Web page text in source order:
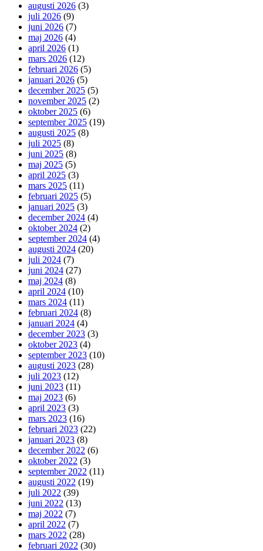
augusti 2026 (3)
juli 2026 (9)
juni 2026 (7)
maj 2026 (4)
april 2026 (1)
mars 2026 (12)
februari 2026 (5)
januari 2026 (5)
december 2025 (5)
november 2025 (2)
oktober 2025 (6)
september 2025 (19)
augusti 2025 (8)
juli 2025 (8)
juni 2025 (8)
maj 2025 (5)
april 2025 (3)
mars 2025 (11)
februari 2025 (5)
januari 2025 (3)
december 2024 (4)
oktober 2024 (2)
september 2024 (4)
augusti 2024 (20)
juli 2024 (7)
juni 2024 (27)
maj 2024 (8)
april 2024 (10)
mars 2024 (11)
februari 2024 (8)
januari 2024 (4)
december 2023 (3)
oktober 2023 (4)
september 2023 (10)
augusti 2023 (28)
juli 2023 (12)
juni 2023 (11)
maj 2023 (6)
april 2023 (3)
mars 2023 (16)
februari 2023 (22)
januari 2023 (8)
december 2022 (6)
oktober 2022 (3)
september 2022 (11)
augusti 2022 (19)
juli 2022 (39)
juni 2022 (13)
maj 2022 (7)
april 2022 (7)
mars 2022 (28)
februari 2022 (30)